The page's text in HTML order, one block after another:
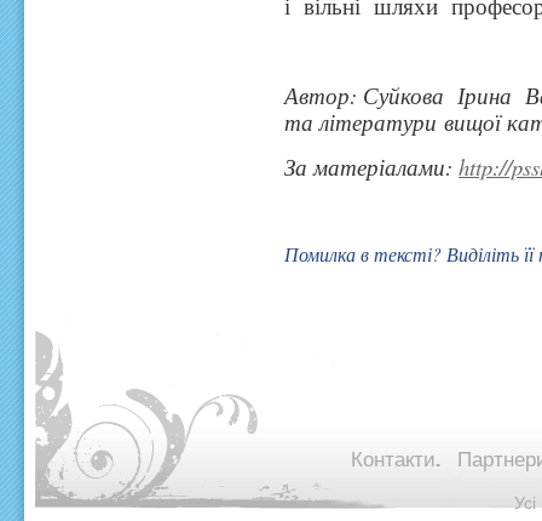
Автор: Суйкова Ірина
та літератури вищої
За матеріалами:http://
Помилка в тексті? Виділіть
Контакти.
©